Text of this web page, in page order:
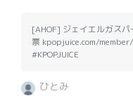
[AHOF] ジェイエルガス
票 kpopjuice.com/
#KPOPJUICE
ひとみ